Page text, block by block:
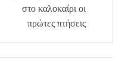
στο καλοκαίρι οι
πρώτες πτήσεις